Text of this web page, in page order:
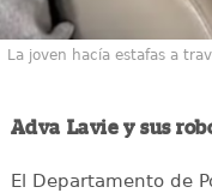
La joven hacía estafas a
Adva Lavie y sus
El Departamento de